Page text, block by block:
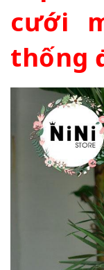
cưới
thống